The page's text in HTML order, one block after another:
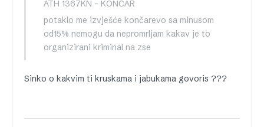
ATH 1367KN – KONČAR
potaklo me izvješće končarevo sa minusom
od15% nemogu da nepromrljam kakav je to
organizirani kriminal na zse
Sinko o kakvim ti kruskama i jabukama govoris ???